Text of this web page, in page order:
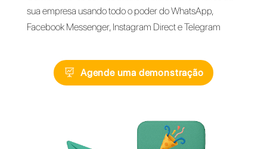
Comunique-se com os atuais e futuros
Facebook Messenger, Instagram Direct e
Agende uma demonstração